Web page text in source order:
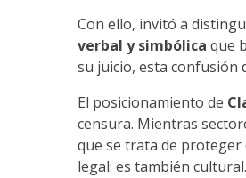
Con ello, invitó a
verbal y simbólica que
su juicio, esta confusión
El posicionamiento de
censura. Mientras
que se trata de proteger
legal: es también cultural.